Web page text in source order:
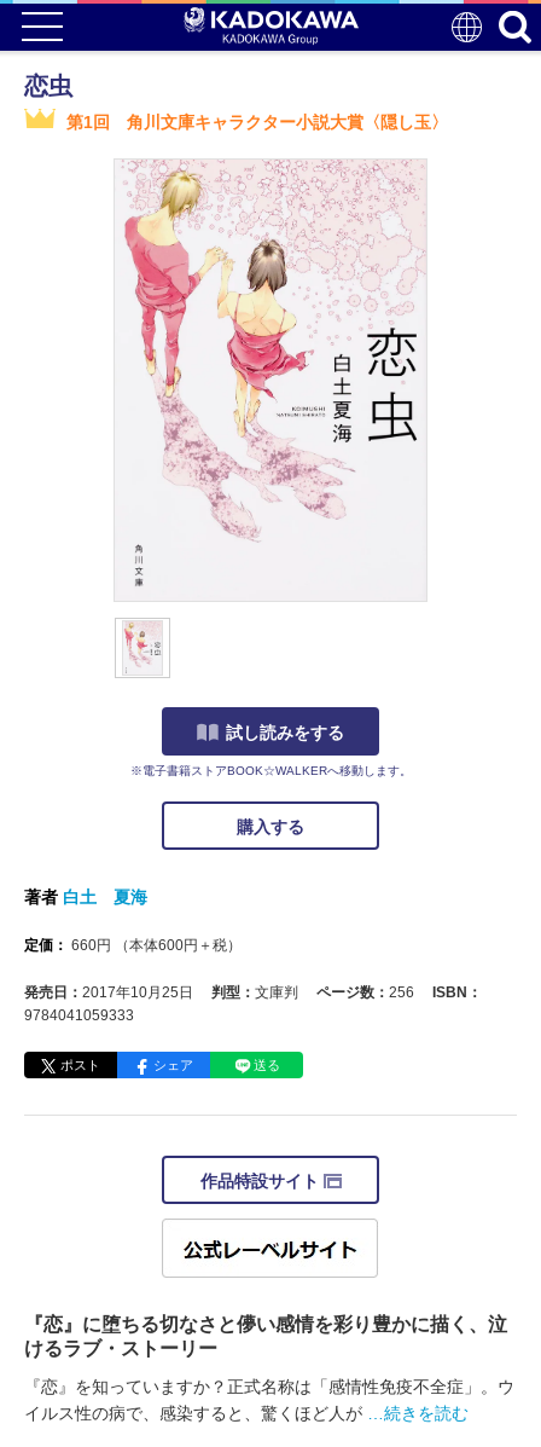
恋虫
第1回 角川文庫キャラクター小説大賞〈隠し玉〉
試し読みをする
※電子書籍ストアBOOK☆WALKERへ移動します。
購入する
著者 白土 夏海
定価： 660円 （本体600円＋税）
発売日： 2017年10月25日 判型： 文庫判 ページ数： 256
ISBN：
9784041059333
ポスト シェア 送る
作品特設サイト
『恋』に堕ちる切なさと儚い感情を彩り豊かに描く、泣
けるラブ・ストーリー
『恋』を知っていますか？正式名称は「感情性免疫不全症」。ウ
イルス性の病で、感染すると、驚くほど人が
…続きを読む